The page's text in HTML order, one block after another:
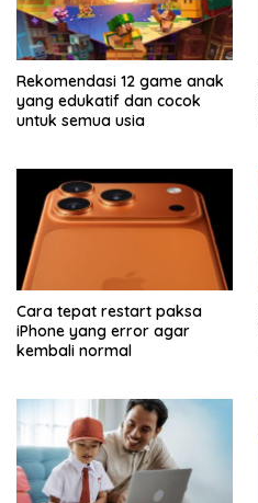
Rekomendasi 12 game anak
yang edukatif dan cocok
untuk semua usia
Cara tepat restart paksa
iPhone yang error agar
kembali normal